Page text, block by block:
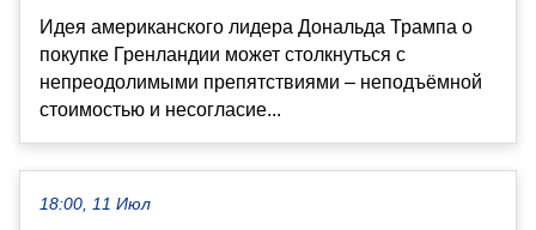
Идея американского лидера Дональда Трампа о
покупке Гренландии может столкнуться с
непреодолимыми препятствиями – неподъёмной
стоимостью и несогласие...
18:00, 11 Июл